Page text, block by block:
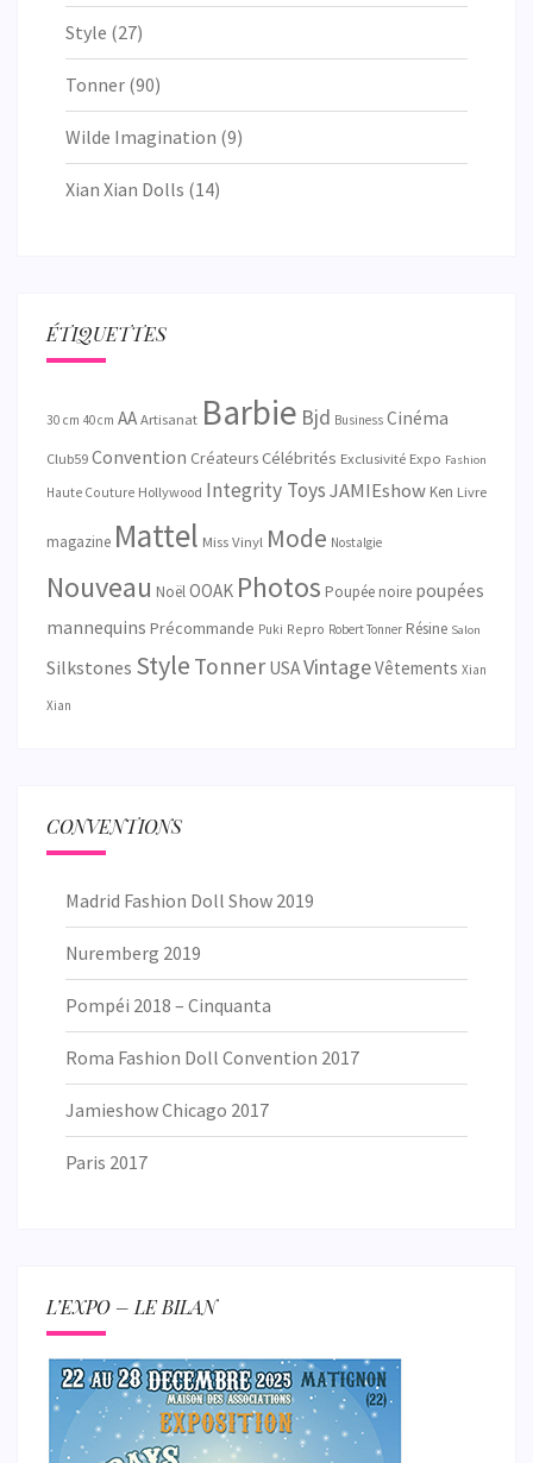
Style (27)
Tonner (90)
Wilde Imagination (9)
Xian Xian Dolls (14)
ÉTIQUETTES
30 cm 40 cm AA Artisanat Barbie Bjd Business Cinéma
Club59 Convention CréateursCélébrités Exclusivité Expo Fashion
Haute Couture Hollywood Integrity ToysJAMIEshow Ken Livre
magazine Mattel Miss Vinyl Mode Nostalgie
Nouveau NoëlOOAK Photos Poupée noire poupées
mannequins Précommande Puki Repro Robert Tonner Résine Salon
Silkstones Style Tonner USAVintageVêtements Xian
Xian
CONVENTIONS
Madrid Fashion Doll Show 2019
Nuremberg 2019
Pompéi 2018 – Cinquanta
Roma Fashion Doll Convention 2017
Jamieshow Chicago 2017
Paris 2017
L’EXPO – LE BILAN